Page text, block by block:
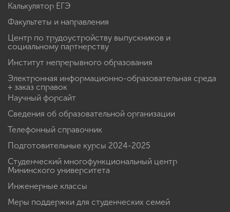
Калькулятор ЕГЭ
Факультеты и направления
Центр по трудоустройству выпускников и
социальному партнерству
Институт непрерывного образования
Электронная информационно-образовательная среда
+ заказ справок
Научный форсайт
Сведения об образовательной организации
Телефонный справочник
Подготовительные курсы 2024-2025
Студенческий многофункциональный центр
Мининского университета
Инженерные классы
Меры поддержки для студенческих семей